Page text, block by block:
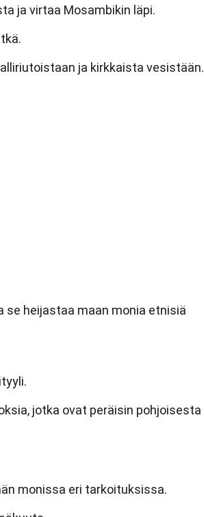
ja virtaa Mosambikin läpi.
ja kirkkaista vesistään.
se heijastaa maan monia etnisiä
jotka ovat peräisin pohjoisesta
monissa eri tarkoituksissa.